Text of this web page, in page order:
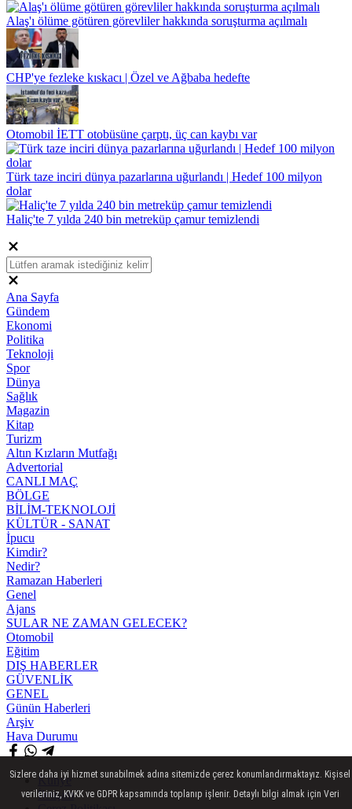
Alaş'ı ölüme götüren görevliler hakkında soruşturma açılmalı
CHP'ye fezleke kıskacı | Özel ve Ağbaba hedefte
Otomobil İETT otobüsüne çarptı, üç can kaybı var
Türk taze inciri dünya pazarlarına uğurlandı | Hedef 100 milyon
dolar
Haliç'te 7 yılda 240 bin metreküp çamur temizlendi
Ana Sayfa
Gündem
Ekonomi
Politika
Teknoloji
Spor
Dünya
Sağlık
Magazin
Kitap
Turizm
Altın Kızların Mutfağı
Advertorial
CANLI MAÇ
BÖLGE
BİLİM-TEKNOLOJİ
KÜLTÜR - SANAT
İpucu
Kimdir?
Nedir?
Ramazan Haberleri
Genel
Ajans
SULAR NE ZAMAN GELECEK?
Otomobil
Eğitim
DIŞ HABERLER
GÜVENLİK
GENEL
Günün Haberleri
Arşiv
Hava Durumu
Künye
İletişim
Sizlere daha iyi hizmet sunabilmek adına sitemizde çerez konumlandırmaktayız. Kişisel
verileriniz, KVKK ve GDPR kapsamında toplanıp işlenir. Detaylı bilgi almak için Veri